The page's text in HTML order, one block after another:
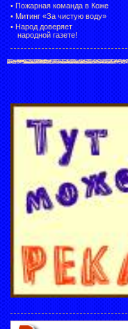
• Пожарная команда в Коже
• Митинг «За чистую воду»
• Народ доверяет
народной газете!